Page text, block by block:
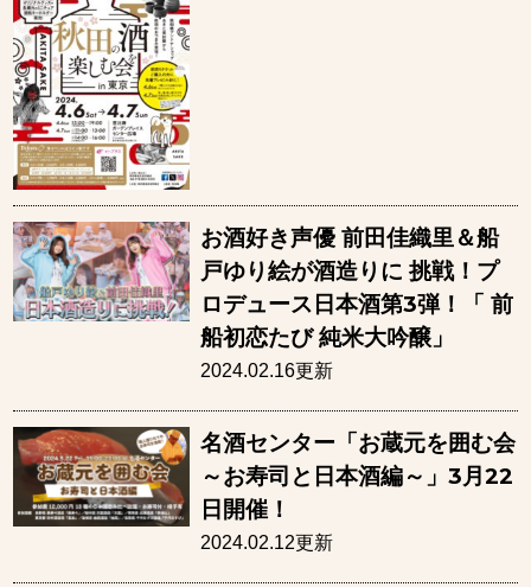
お酒好き声優 前田佳織里＆船
戸ゆり絵が酒造りに 挑戦！プ
ロデュース日本酒第3弾！「 前
船初恋たび 純米大吟醸」
2024.02.16更新
名酒センター「お蔵元を囲む会
～お寿司と日本酒編～」3月22
日開催！
2024.02.12更新